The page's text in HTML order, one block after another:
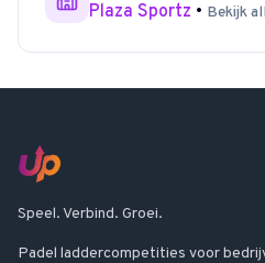
Plaza Sportz • Bekijk
Speel. Verbind. Groei.
Padel laddercompetities voor